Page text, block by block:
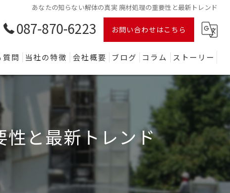
あなたの知らない解体の真実 廃材処理の重要性と最新トレンド
087-870-6223 お問い合わせはこちら
質問 当社の特徴
木造
ビル
産業廃棄物
会社概要 ブログ コラム ストーリー
性と最新トレンド